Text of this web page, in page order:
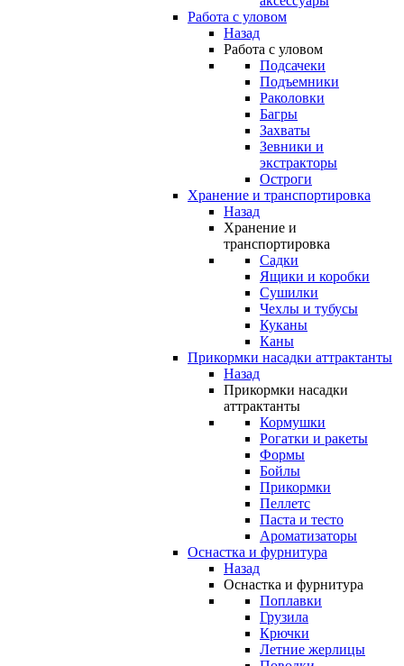
Работа с уловом
Назад
Работа с уловом
Подсачеки
Подъемники
Раколовки
Багры
Захваты
Зевники и
экстракторы
Остроги
Хранение и транспортировка
Назад
Хранение и
транспортировка
Садки
Ящики и коробки
Сушилки
Чехлы и тубусы
Куканы
Каны
Прикормки насадки аттрактанты
Назад
Прикормки насадки
аттрактанты
Кормушки
Рогатки и ракеты
Формы
Бойлы
Прикормки
Пеллетс
Паста и тесто
Ароматизаторы
Оснастка и фурнитура
Назад
Оснастка и фурнитура
Поплавки
Грузила
Крючки
Летние жерлицы